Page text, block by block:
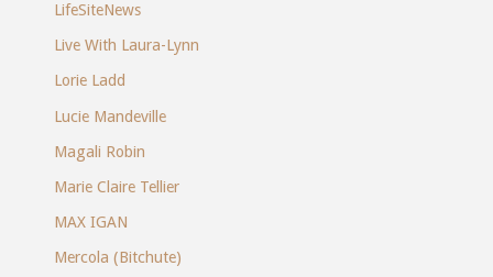
LifeSiteNews
Live With Laura-Lynn
Lorie Ladd
Lucie Mandeville
Magali Robin
Marie Claire Tellier
MAX IGAN
Mercola (Bitchute)